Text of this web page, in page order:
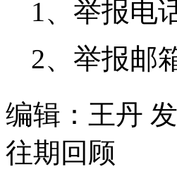
1、举报电
2、举报邮
编辑：王丹
往期回顾